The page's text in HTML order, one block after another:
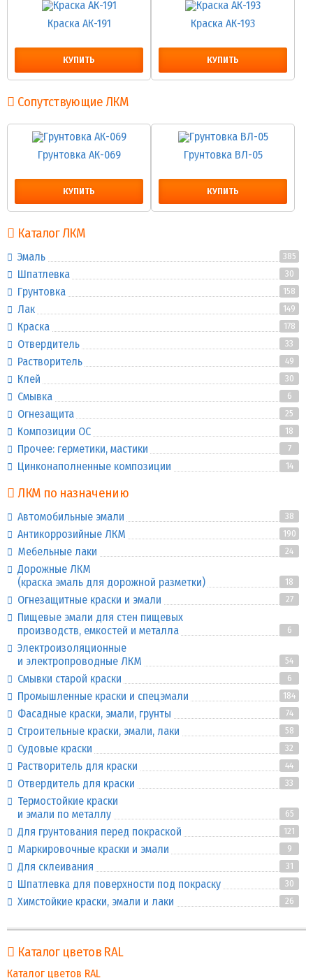
Краска АК-191
КУПИТЬ
Краска АК-193
КУПИТЬ
Сопутствующие ЛКМ
Грунтовка АК-069
КУПИТЬ
Грунтовка ВЛ-05
КУПИТЬ
Каталог ЛКМ
Эмаль 385
Шпатлевка 30
Грунтовка 158
Лак 149
Краска 178
Отвердитель 33
Растворитель 49
Клей 30
Смывка 6
Огнезащита 25
Композиции ОС 18
Прочее: герметики, мастики 7
Цинконаполненные композиции 14
ЛКМ по назначению
Автомобильные эмали 38
Антикоррозийные ЛКМ 190
Мебельные лаки 24
Дорожные ЛКМ
(краска эмаль для дорожной разметки)
18
Огнезащитные краски и эмали 27
Пищевые эмали для стен пищевых
производств, емкостей и металла
6
Электроизоляционные
и электропроводные ЛКМ
54
Смывки старой краски 6
Промышленные краски и спецэмали 184
Фасадные краски, эмали, грунты 74
Строительные краски, эмали, лаки 58
Судовые краски 32
Растворитель для краски 44
Отвердитель для краски 33
Термостойкие краски
и эмали по металлу
65
Для грунтования перед покраской 121
Маркировочные краски и эмали 9
Для склеивания 31
Шпатлевка для поверхности под покраску 30
Химстойкие краски, эмали и лаки 26
Каталог цветов RAL
Каталог цветов RAL